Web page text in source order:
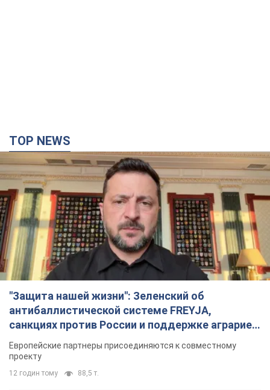
TOP NEWS
"Защита нашей жизни": Зеленский об
антибаллистической системе FREYJA,
санкциях против России и поддержке аграриев.
Видео
Европейские партнеры присоединяются к совместному
проекту
12 годин тому 88,5 т.